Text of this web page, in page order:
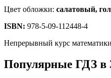
Цвет обложки: салатовый,
ISBN: 978-5-09-112448-4
Непрерывный курс математики
Популярные ГДЗ в